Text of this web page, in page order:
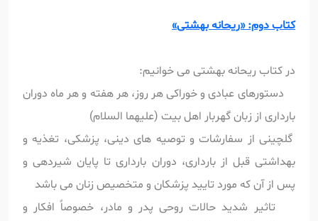
کتاب دوم: «ریحانه بهشتی»
در کتاب ریحانه بهشتی می خوانیم:
دستورهای عبادی و خوراکی هر روز، هر هفته و هر ماه دوران
بارداری از زبان گهربار اهل بیت (علیهما السلام)
گلچینی از سفارشات و توصیه های دینی، پزشکی، تغذیه و
بهداشتی قبل از بارداری، دوران بارداری تا پایان شیردهی و
پس از آن که مورد تایید پزشکان و متخصیص زنان می باشد
تاثیر شدید حالات روحی پدر و مادر، خصوصاً افکار و